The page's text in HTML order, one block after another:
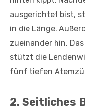
ausgerichtet bist,
in die Länge.
zueinander hin.
stützt die
fünf tiefen
2. Seitliches